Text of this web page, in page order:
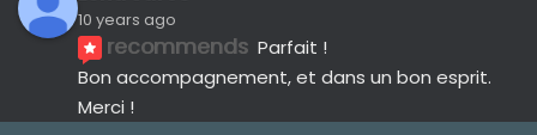
10 years ago
recommends Parfait !
Bon accompagnement, et dans un bon esprit.
Merci !